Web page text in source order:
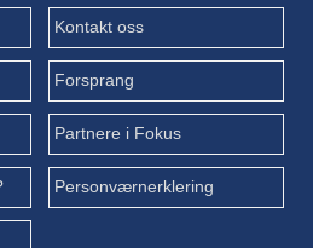
Kontakt oss
Forsprang
Partnere i Fokus
Personværnerklering